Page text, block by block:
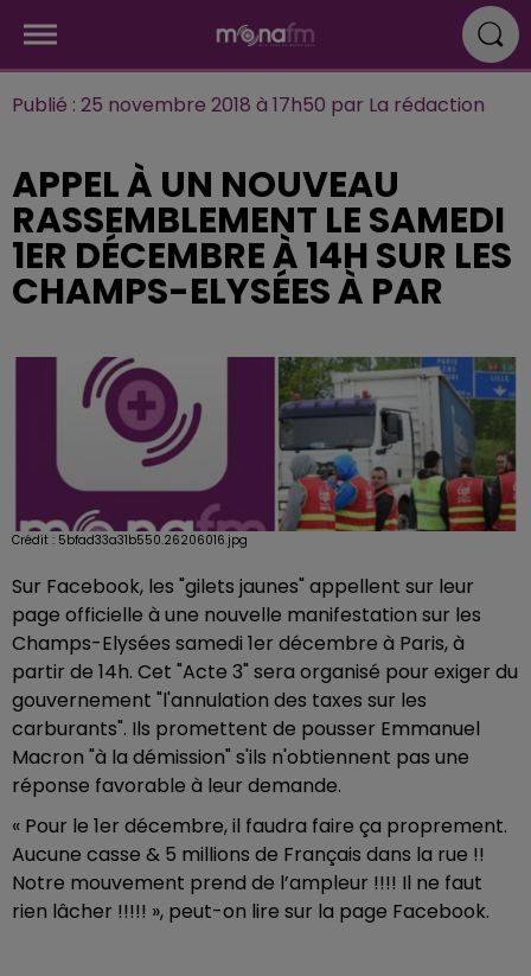
Publié : 25 novembre 2018 à 17h50 par La rédaction
APPEL À UN NOUVEAU
RASSEMBLEMENT LE SAMEDI
1ER DÉCEMBRE À 14H SUR LES
CHAMPS-ELYSÉES À PAR
Crédit : 5bfad33a31b550.26206016.jpg
Sur Facebook, les "gilets jaunes" appellent sur leur
page officielle à une nouvelle manifestation sur les
Champs-Elysées samedi 1er décembre à Paris, à
partir de 14h. Cet "Acte 3" sera organisé pour exiger du
gouvernement "l'annulation des taxes sur les
carburants". Ils promettent de pousser Emmanuel
Macron "à la démission" s'ils n'obtiennent pas une
réponse favorable à leur demande.
« Pour le 1er décembre, il faudra faire ça proprement.
Aucune casse & 5 millions de Français dans la rue !!
Notre mouvement prend de l’ampleur !!!! Il ne faut
rien lâcher !!!!! », peut-on lire sur la page Facebook.